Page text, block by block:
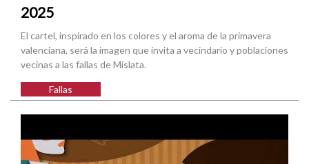
2025
El cartel, inspirado en los colores y el aroma de la primavera
valenciana, será la imagen que invita a vecindario y poblaciones
vecinas a las fallas de Mislata.
Fallas